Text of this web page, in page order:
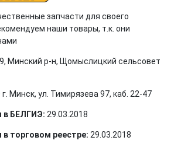
запчасти для своего
наши товары, т.к. они
Минский р-н, Щомыслицкий сельсовет
Минск, ул. Тимирязева 97, каб. 22-47
в БЕЛГИЭ: 29.03.2018
в торговом реестре: 29.03.2018